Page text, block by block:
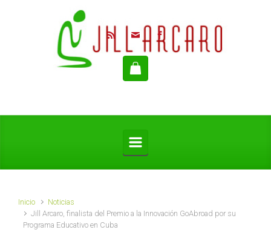
Saltar al contenido principal
Inicio
Noticias
Jill Arcaro, finalista del Premio a la Innovación GoAbroad por su
Programa Educativo en Cuba